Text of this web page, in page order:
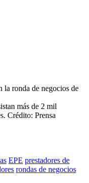
más de 2 mil
Crédito: Prensa
EPE prestadores de
rondas de negocios